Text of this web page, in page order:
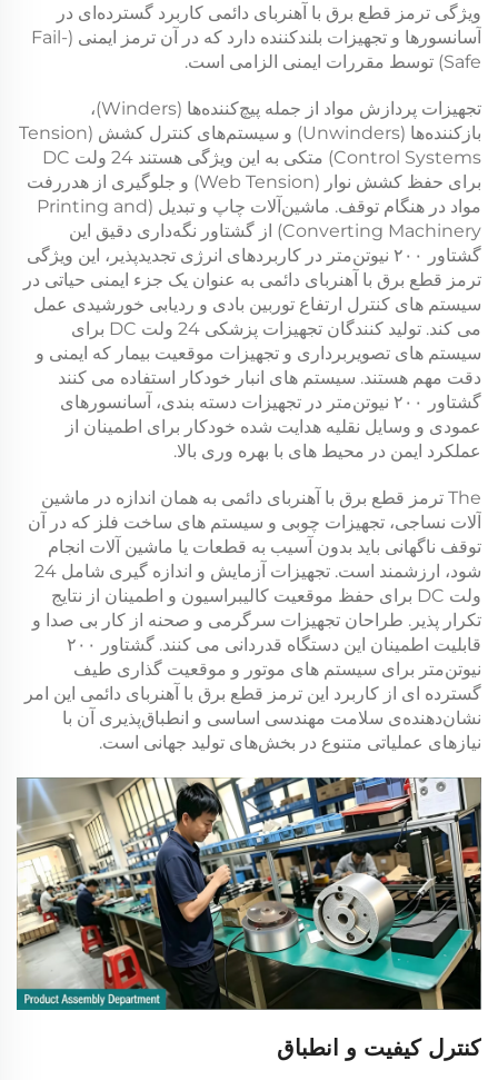
ویژگی ترمز قطع برق با آهنربای دائمی کاربرد گسترده‌ای در
آسانسورها و تجهیزات بلندکننده دارد که در آن ترمز ایمنی (Fail-
Safe) توسط مقررات ایمنی الزامی است.
تجهیزات پردازش مواد از جمله پیچ‌کننده‌ها (Winders)،
بازکننده‌ها (Unwinders) و سیستم‌های کنترل کشش (Tension
Control Systems) متکی به این ویژگی هستند
24 ولت DC
برای حفظ کشش نوار (Web Tension) و جلوگیری از هدررفت
مواد در هنگام توقف. ماشین‌آلات چاپ و تبدیل (Printing and
Converting Machinery) از گشتاور نگه‌داری دقیق این
گشتاور ۲۰۰ نیوتن‌متر
در کاربردهای انرژی تجدیدپذیر، این ویژگی
ترمز قطع برق با آهنربای دائمی به عنوان یک جزء ایمنی حیاتی در
سیستم های کنترل ارتفاع توربین بادی و ردیابی خورشیدی عمل
می کند. تولید کنندگان تجهیزات پزشکی 24 ولت DC
برای
سیستم های تصویربرداری و تجهیزات موقعیت بیمار که ایمنی و
دقت مهم هستند. سیستم های انبار خودکار استفاده می کنند
گشتاور ۲۰۰ نیوتن‌متر
در تجهیزات دسته بندی، آسانسورهای
عمودی و وسایل نقلیه هدایت شده خودکار برای اطمینان از
عملکرد ایمن در محیط های با بهره وری بالا.
The ترمز قطع برق با آهنربای دائمی به همان اندازه در ماشین
آلات نساجی، تجهیزات چوبی و سیستم های ساخت فلز که در آن
توقف ناگهانی باید بدون آسیب به قطعات یا ماشین آلات انجام
شود، ارزشمند است. تجهیزات آزمایش و اندازه گیری شامل 24
ولت DC
برای حفظ موقعیت کالیبراسیون و اطمینان از نتایج
تکرار پذیر. طراحان تجهیزات سرگرمی و صحنه از کار بی صدا و
قابلیت اطمینان این دستگاه قدردانی می کنند.
گشتاور ۲۰۰
نیوتن‌متر برای سیستم های موتور و موقعیت گذاری طیف
گسترده ای از کاربرد این ترمز قطع برق با آهنربای دائمی این امر
نشان‌دهنده‌ی سلامت مهندسی اساسی و انطباق‌پذیری آن با
نیازهای عملیاتی متنوع در بخش‌های تولید جهانی است.
کنترل کیفیت و انطباق